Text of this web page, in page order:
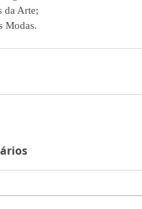
da Arte;
Modas.